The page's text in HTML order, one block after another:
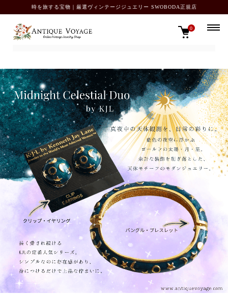
時を旅する宝物｜厳選ヴィンテージジュエリー SWOBODA正規店
0
TOP お揃いのセット／デミパリュール